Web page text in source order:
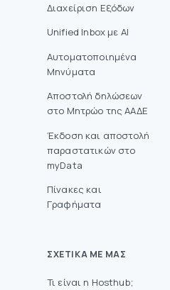
Διαχείριση Εξόδων
Unified Inbox με AI
Αυτοματοποιημένα
Μηνύματα
Aποστολή δηλώσεων
στο Mητρώο της ΑΑΔΕ
Έκδοση και αποστολή
παραστατικών στο
myData
Πίνακες και
Γραφήματα
ΣΧΕΤΙΚΆ ΜΕ ΜΑΣ
Τι είναι η Hosthub;